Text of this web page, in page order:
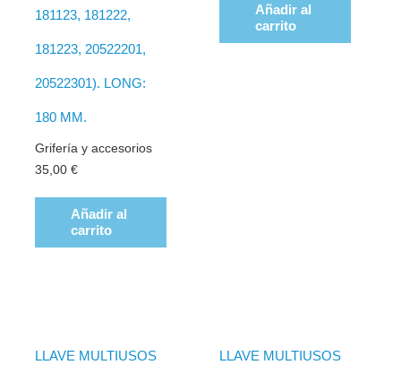
181123, 181222,
181223, 20522201,
20522301). LONG:
180 MM.
Grifería y accesorios
35,00€
Añadir al
carrito
Añadir al
carrito
LLAVE MULTIUSOS LLAVE MULTIUSOS